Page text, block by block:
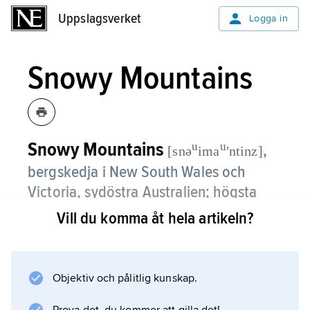
Uppslagsverket Logga in
Snowy Mountains
Snowy Mountains [snəuimauʹntinz],
bergskedja i New South Wales och
Victoria, sydöstra Australien; högsta
toppen Mount Kosciuszko (2 228 m ö.h.)
Kosciuszko National Park, samt utmärkta
möjligheter till fjällvandring sommartid. I
Vill du komma åt hela artikeln?
Objektiv och pålitlig kunskap.